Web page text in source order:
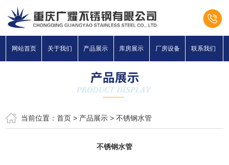
网站首页 关于我们 产品展示 库房展示 厂房设备 联系我们
当前位置：首页 > 产品展示 >不锈钢水管
不锈钢水管